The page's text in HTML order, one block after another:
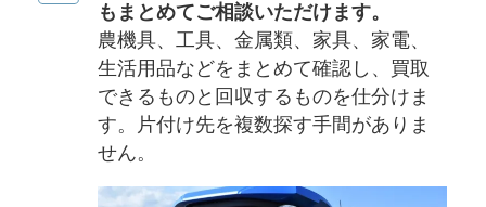
もまとめてご相談いただけます。
農機具、工具、金属類、家具、家電、
生活用品などをまとめて確認し、買取
できるものと回収するものを仕分けま
す。片付け先を複数探す手間がありま
せん。